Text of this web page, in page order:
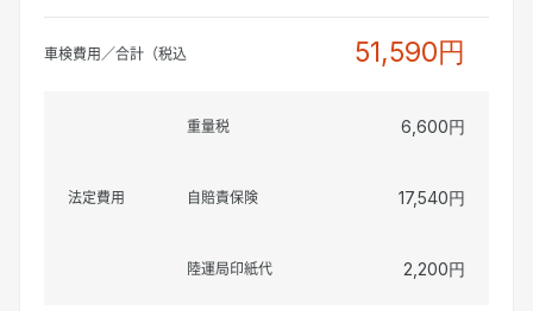
車検費用／合計（税込 51,590円
法定費用
重量税 6,600円
自賠責保険 17,540円
陸運局印紙代 2,200円